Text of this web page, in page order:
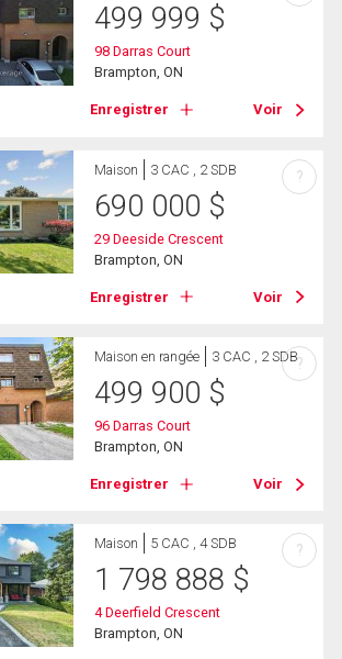
499 999 $
98 Darras Court
Brampton, ON
Enregistrer Voir
Maison 3 CAC , 2 SDB
690 000 $
29 Deeside Crescent
Brampton, ON
Enregistrer Voir
?
Maison en rangée 3 CAC , 2 SDB
499 900 $
96 Darras Court
Brampton, ON
Enregistrer Voir
?
Maison 5 CAC , 4 SDB
1 798 888 $
4 Deerfield Crescent
Brampton, ON
?